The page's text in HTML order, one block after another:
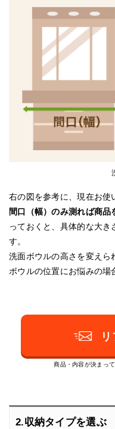
右の図を参考に、現在お使
間口（幅）のみ測れば商品
っておくと、具体的な大
す。
洗面ボウルの高さを変えら
ボウルの位置にお悩みの場
商品・内容が決まっ
2.収納タイプを選ぶ